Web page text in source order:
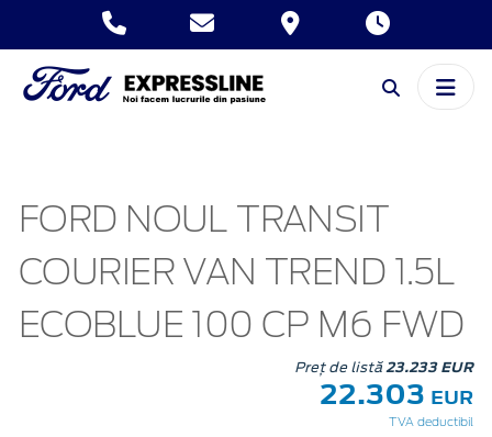
FORD NOUL TRANSIT
COURIER VAN TREND 1.5L
ECOBLUE 100 CP M6 FWD
Preț de listă23.233 EUR
22.303 EUR
TVA deductibil